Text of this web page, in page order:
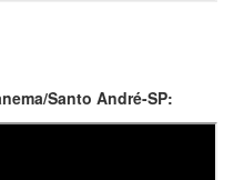
Santo André-SP: